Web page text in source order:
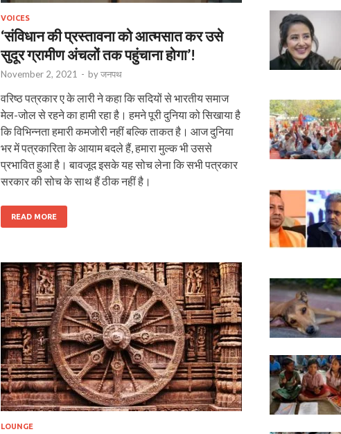
VOICES
‘संविधान की प्रस्तावना को आत्मसात कर उसे
सुदूर ग्रामीण अंचलों तक पहुंचाना होगा’!
November 2, 2021 - byजनपथ
वरिष्ठ पत्रकार ए के लारी ने कहा कि सदियों से भारतीय समाज
मेल-जोल से रहने का हामी रहा है। हमने पूरी दुनिया को सिखाया है
कि विभिन्नता हमारी कमजोरी नहीं बल्कि ताकत है। आज दुनिया
भर में पत्रकारिता के आयाम बदले हैं, हमारा मुल्क भी उससे
प्रभावित हुआ है। बावजूद इसके यह सोच लेना कि सभी पत्रकार
सरकार की सोच के साथ हैं ठीक नहीं है।
READ MORE
LOUNGE